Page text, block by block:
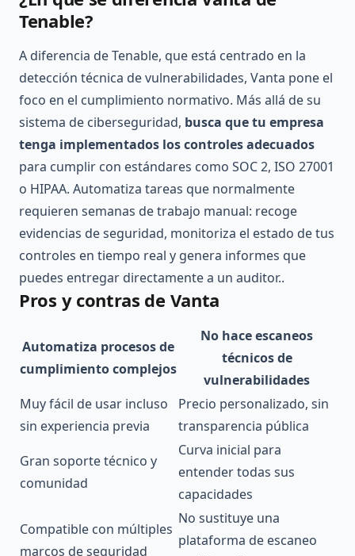
Tenable?
A diferencia de Tenable, que está centrado en la
detección técnica de vulnerabilidades, Vanta pone el
foco en el cumplimiento normativo. Más allá de su
sistema de ciberseguridad, busca que tu empresa
tenga implementados los controles adecuados
para cumplir con estándares como SOC 2, ISO 27001
o HIPAA. Automatiza tareas que normalmente
requieren semanas de trabajo manual: recoge
evidencias de seguridad, monitoriza el estado de tus
controles en tiempo real y genera informes que
puedes entregar directamente a un auditor..
Pros y contras de Vanta
Automatiza procesos de
cumplimiento complejos
No hace escaneos
técnicos de
vulnerabilidades
Muy fácil de usar incluso
sin experiencia previa
Precio personalizado, sin
transparencia pública
Gran soporte técnico y
comunidad
Curva inicial para
entender todas sus
capacidades
Compatible con múltiples
marcos de seguridad
No sustituye una
plataforma de escaneo